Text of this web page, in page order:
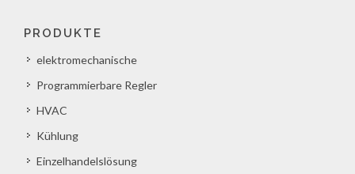
PRODUKTE
elektromechanische
Programmierbare Regler
HVAC
Kühlung
Einzelhandelslösung